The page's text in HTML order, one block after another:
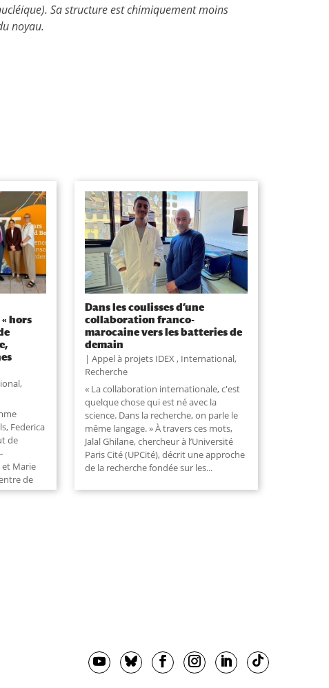
Sa structure est chimiquement moins
noyau.
hors
,
Federica
de
et Marie
de
(CRI –
Dans les coulisses d’une
collaboration franco-
marocaine vers les batteries de
demain
Appel à projets IDEX, International,
Recherche
« La collaboration internationale, c'est
quelque chose qui est né avec la
science. Dans la recherche, on parle le
même langage. » À travers ces mots,
Jalal Ghilane, chercheur à l’Université
Paris Cité (UPCité), décrit une approche
de la recherche fondée sur les...